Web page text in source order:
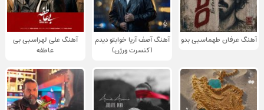
آهنگ عرفان طهماسبی بدو
آهنگ آصف آریا خوابتو دیدم
(کنسرت ورژن)
آهنگ علی لهراسبی بی
عاطفه